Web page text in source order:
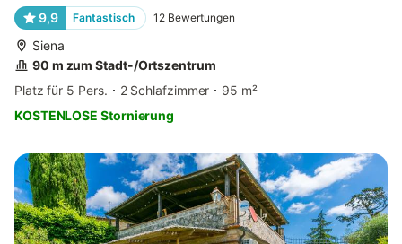
9,9 Fantastisch 12 Bewertungen
Siena
90 m zum Stadt-/Ortszentrum
Platz für 5 Pers.
2 Schlafzimmer
95 m²
KOSTENLOSE Stornierung